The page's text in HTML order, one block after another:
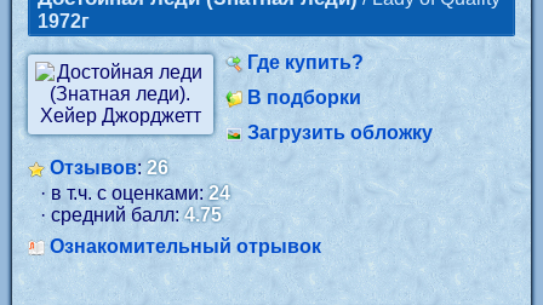
1972г
Где купить?
В подборки
Загрузить обложку
Отзывов:26
· в т.ч. с оценками:24
· средний балл:4.75
Ознакомительный отрывок